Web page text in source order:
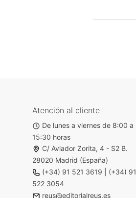
Atención al cliente
De lunes a viernes de 8:00 a
15:30 horas
C/ Aviador Zorita, 4 - S2 B.
28020 Madrid (España)
(+34) 91 521 3619
(+34) 91
522 3054
reus@editorialreus.es